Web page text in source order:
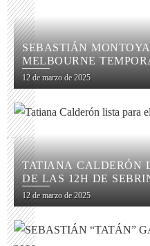
SEBASTIÁN
MELBOURNE
12 de marzo de 2025
TATIANA CALDERÓN
DE LAS 12H DE
12 de marzo de 2025